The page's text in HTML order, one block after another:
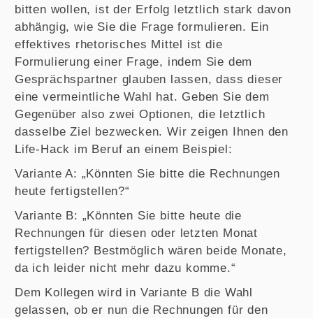
bitten wollen, ist der Erfolg letztlich stark davon
abhängig, wie Sie die Frage formulieren. Ein
effektives rhetorisches Mittel ist die
Formulierung einer Frage, indem Sie dem
Gesprächspartner glauben lassen, dass dieser
eine vermeintliche Wahl hat. Geben Sie dem
Gegenüber also zwei Optionen, die letztlich
dasselbe Ziel bezwecken. Wir zeigen Ihnen den
Life-Hack im Beruf an einem Beispiel:
Variante A: „Könnten Sie bitte die Rechnungen
heute fertigstellen?“
Variante B: „Könnten Sie bitte heute die
Rechnungen für diesen oder letzten Monat
fertigstellen? Bestmöglich wären beide Monate,
da ich leider nicht mehr dazu komme.“
Dem Kollegen wird in Variante B die Wahl
gelassen, ob er nun die Rechnungen für den